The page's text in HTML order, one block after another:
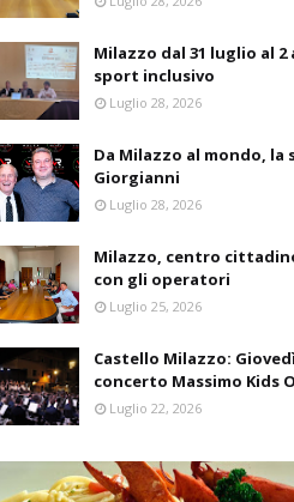
Milazzo dal 31 luglio al
sport inclusivo
Luglio 28, 2026
Da Milazzo al mondo, la
Giorgianni
Luglio 28, 2026
Milazzo, centro
con gli operatori
Luglio 25, 2026
Castello Milazzo:
concerto Massimo Kids
Luglio 22, 2026